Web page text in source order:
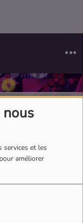
et les
améliorer